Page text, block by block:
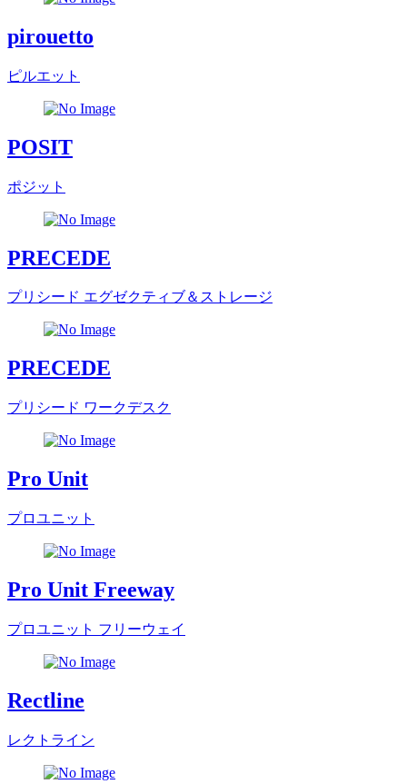
pirouetto
ピルエット
POSIT
ポジット
PRECEDE
プリシード エグゼクティブ＆ストレージ
PRECEDE
プリシード ワークデスク
Pro Unit
プロユニット
Pro Unit Freeway
プロユニット フリーウェイ
Rectline
レクトライン